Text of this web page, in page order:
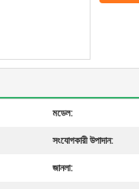
মডেল:
সংযোগকারী উপাদান:
জানলা: